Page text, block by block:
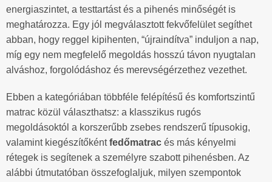
energiaszintet, a testtartást és a pihenés minőségét is
meghatározza. Egy jól megválasztott fekvőfelület segíthet
abban, hogy reggel kipihenten, “újraindítva” induljon a nap,
míg egy nem megfelelő megoldás hosszú távon nyugtalan
alváshoz, forgolódáshoz és merevségérzethez vezethet.
Ebben a kategóriában többféle felépítésű és komfortszintű
matrac közül választhatsz: a klasszikus rugós
megoldásoktól a korszerűbb zsebes rendszerű típusokig,
valamint kiegészítőkéntfedőmatrac és más kényelmi
rétegek is segítenek a személyre szabott pihenésben. Az
alábbi útmutatóban összefoglaljuk, milyen szempontok